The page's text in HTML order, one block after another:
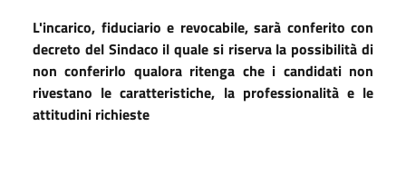
L'incarico, fiduciario e revocabile, sarà conferito con
decreto del Sindaco il quale si riserva la possibilità di
non conferirlo qualora ritenga che i candidati non
rivestano le caratteristiche, la professionalità e le
attitudini richieste